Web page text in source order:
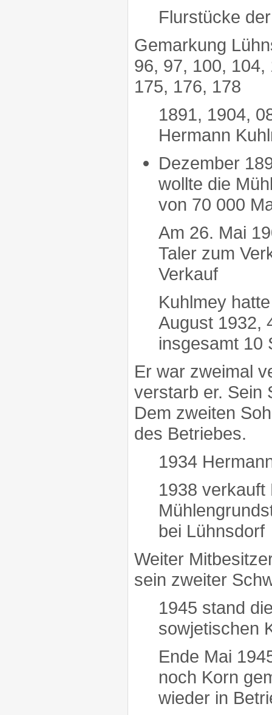
Flurstücke
Gemarkung
96, 97, 100, 104,
175, 176, 178
1891, 1904,
Hermann
Dezember
wollte die
von 70 000
Am 26. Mai
Taler zum
Verkauf
Kuhlmey
August 1932,
insgesamt 10
Er war zweimal
verstarb er. Sein
Dem zweiten
des Betriebes.
1934
1938 verkauft
bei Lühnsdorf
Weiter
sein zweiter
1945 stand
sowjetischen
Ende Mai
noch Korn
wieder in